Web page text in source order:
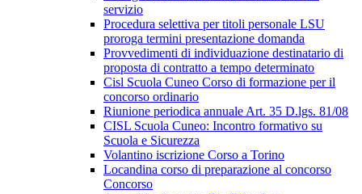
servizio
Procedura selettiva per titoli personale LSU
proroga termini presentazione domanda
Provvedimenti di individuazione destinatario di
proposta di contratto a tempo determinato
Cisl Scuola Cuneo Corso di formazione per il
concorso ordinario
Riunione periodica annuale Art. 35 D.lgs. 81/08
CISL Scuola Cuneo: Incontro formativo su
Scuola e Sicurezza
Volantino iscrizione Corso a Torino
Locandina corso di preparazione al concorso
Concorso